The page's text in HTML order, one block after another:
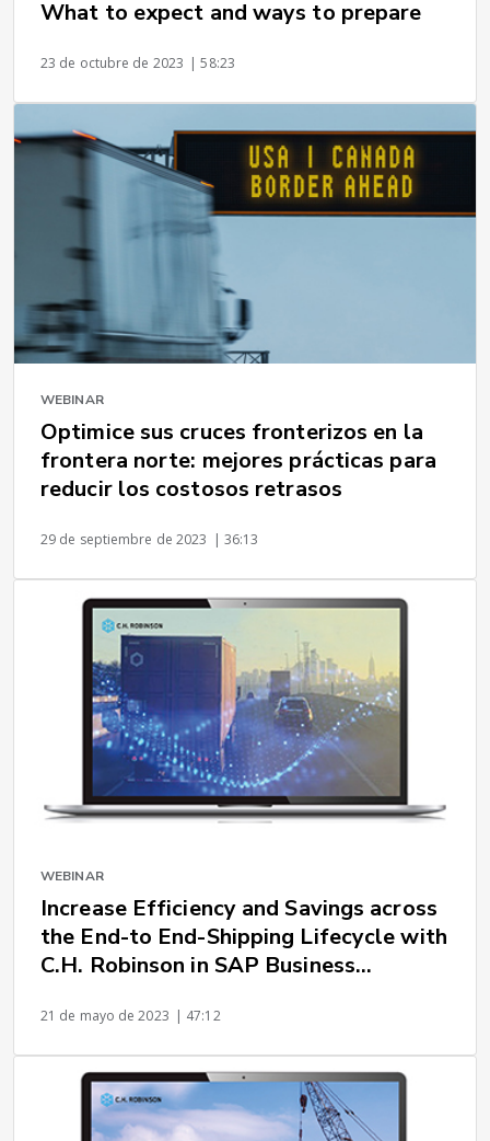
What to expect and ways to prepare
23 de octubre de 2023 | 58:23
WEBINAR
Optimice sus cruces fronterizos en la
frontera norte: mejores prácticas para
reducir los costosos retrasos
29 de septiembre de 2023 | 36:13
WEBINAR
Increase Efficiency and Savings across
the End-to End-Shipping Lifecycle with
C.H. Robinson in SAP Business
21 de mayo de 2023 | 47:12